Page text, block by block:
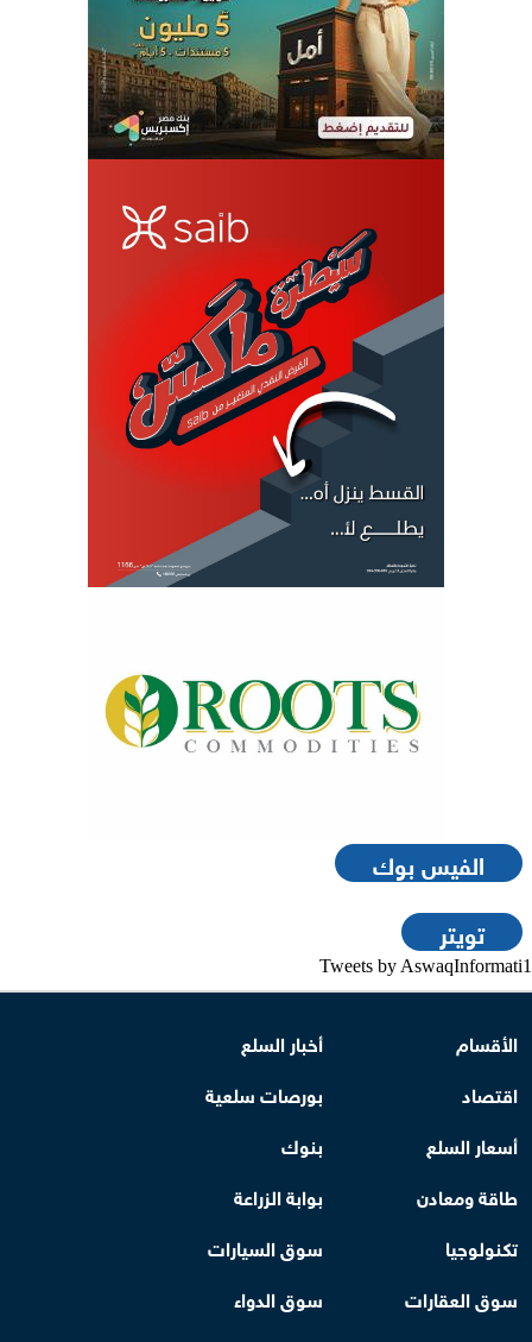
الفيس بوك
تويتر
Tweets by AswaqInformati1
الأقسام
أخبار السلع
اقتصاد
بورصات سلعية
أسعار السلع
بنوك
طاقة ومعادن
بوابة الزراعة
تكنولوجيا
سوق السيارات
سوق العقارات
سوق الدواء